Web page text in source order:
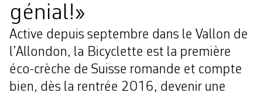
génial!»
Active depuis septembre dans le Vallon de
l’Allondon, la Bicyclette est la première
éco-crèche de Suisse romande et compte
bien, dès la rentrée 2016, devenir une